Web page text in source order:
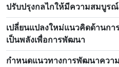
ปรับปรุงกลไกให้มีความสมบูร
เปลี่ยนแปลงใหม่แนวคิดด้านกา
เป็นพลังเพื่อการพัฒนา
กำหนดแนวทางการพัฒนาควา